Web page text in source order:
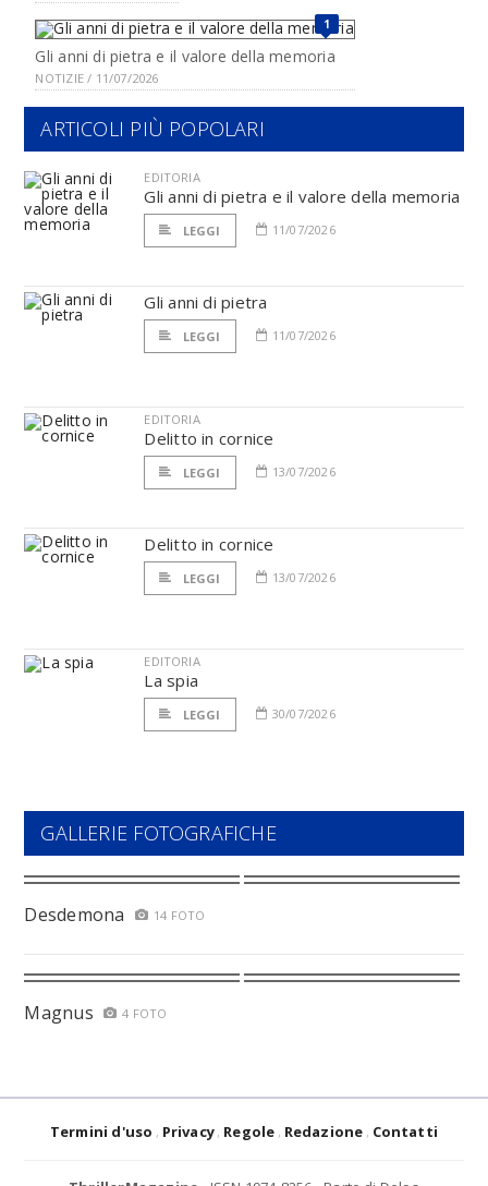
1
Gli anni di pietra e il valore della memoria
NOTIZIE / 11/07/2026
ARTICOLI PIÙ POPOLARI
EDITORIA
Gli anni di pietra e il valore della memoria
LEGGI 11/07/2026
Gli anni di pietra
LEGGI 11/07/2026
EDITORIA
Delitto in cornice
LEGGI 13/07/2026
Delitto in cornice
LEGGI 13/07/2026
EDITORIA
La spia
LEGGI 30/07/2026
GALLERIE FOTOGRAFICHE
Desdemona 14 FOTO
Magnus 4 FOTO
Termini d'uso Privacy Regole Redazione Contatti